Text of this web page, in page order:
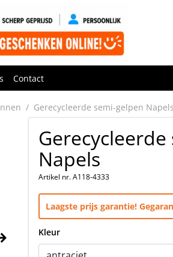
Contact
Gerecycleerde semi-gelpen Napels
Napels
Artikel nr. A118-4333
Laagste prijs garantie!
Kleur